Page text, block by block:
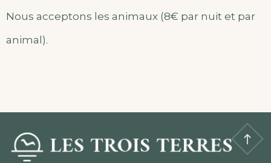
Nous acceptons les animaux (8€ par nuit et par
animal).